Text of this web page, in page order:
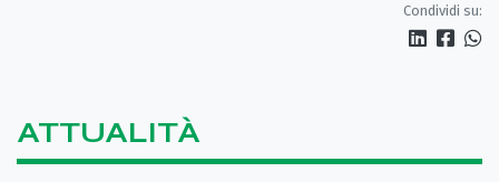
Condividi su:
ATTUALITÀ